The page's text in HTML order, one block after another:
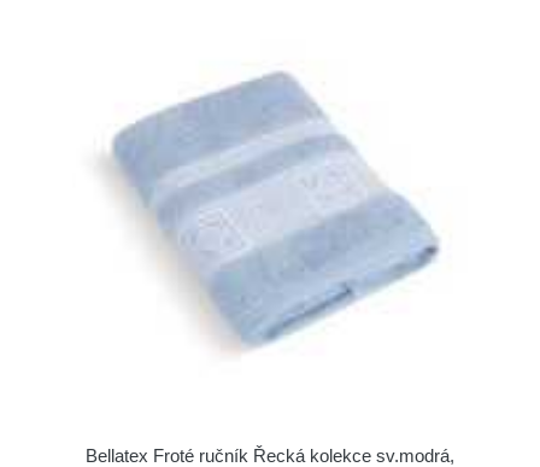
Bellatex Froté ručník Řecká kolekce sv.modrá,